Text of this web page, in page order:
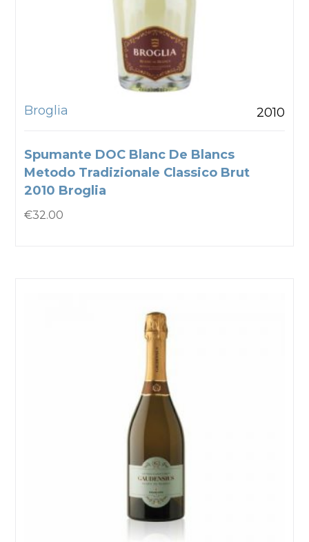
Broglia 2010
Spumante DOC Blanc De Blancs
Metodo Tradizionale Classico Brut
2010 Broglia
€32.00